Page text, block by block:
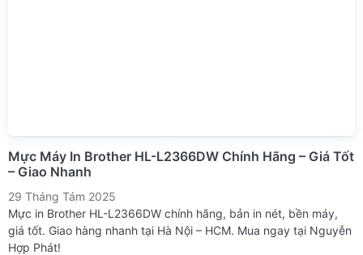
Mực Máy In Brother HL-L2366DW Chính Hãng – Giá Tốt
– Giao Nhanh
29 Tháng Tám 2025
Mực in Brother HL-L2366DW chính hãng, bản in nét, bền máy,
giá tốt. Giao hàng nhanh tại Hà Nội – HCM. Mua ngay tại Nguyễn
Hợp Phát!